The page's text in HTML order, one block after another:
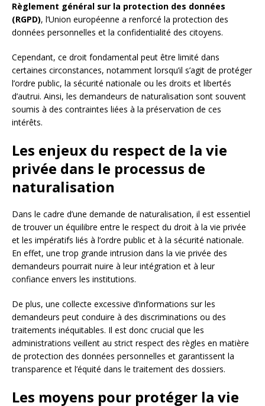
Règlement général sur la protection des données
(RGPD), l’Union européenne a renforcé la protection des
données personnelles et la confidentialité des citoyens.
Cependant, ce droit fondamental peut être limité dans
certaines circonstances, notamment lorsqu’il s’agit de protéger
l’ordre public, la sécurité nationale ou les droits et libertés
d’autrui. Ainsi, les demandeurs de naturalisation sont souvent
soumis à des contraintes liées à la préservation de ces
intérêts.
Les enjeux du respect de la vie
privée dans le processus de
naturalisation
Dans le cadre d’une demande de naturalisation, il est essentiel
de trouver un équilibre entre le respect du droit à la vie privée
et les impératifs liés à l’ordre public et à la sécurité nationale.
En effet, une trop grande intrusion dans la vie privée des
demandeurs pourrait nuire à leur intégration et à leur
confiance envers les institutions.
De plus, une collecte excessive d’informations sur les
demandeurs peut conduire à des discriminations ou des
traitements inéquitables. Il est donc crucial que les
administrations veillent au strict respect des règles en matière
de protection des données personnelles et garantissent la
transparence et l’équité dans le traitement des dossiers.
Les moyens pour protéger la vie